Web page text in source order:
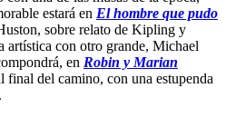
estará en El hombre que pudo
sobre relato de Kipling y
artística con otro grande, Michael
en Robin y Marian
final del camino, con una estupenda